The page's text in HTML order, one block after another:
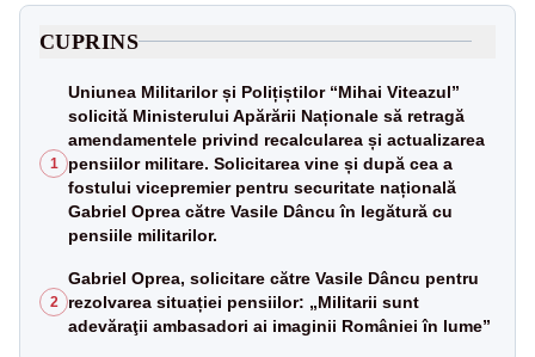
CUPRINS
1
Uniunea Militarilor și Polițiștilor “Mihai Viteazul”
solicită Ministerului Apărării Naționale să retragă
amendamentele privind recalcularea și actualizarea
pensiilor militare. Solicitarea vine și după cea a
fostului vicepremier pentru securitate națională
Gabriel Oprea către Vasile Dâncu în legătură cu
pensiile militarilor.
2
Gabriel Oprea, solicitare către Vasile Dâncu pentru
rezolvarea situației pensiilor: „Militarii sunt
adevăraţii ambasadori ai imaginii României în lume”